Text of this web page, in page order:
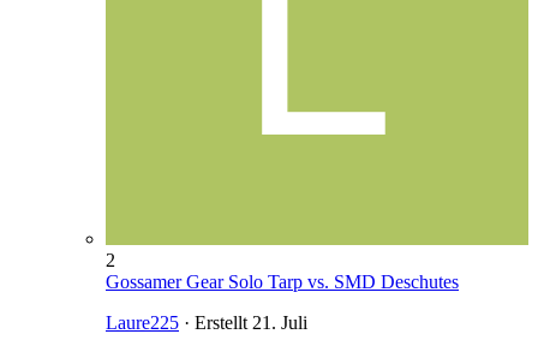
2
Gossamer Gear Solo Tarp vs. SMD Deschutes
Laure225 · Erstellt 21. Juli